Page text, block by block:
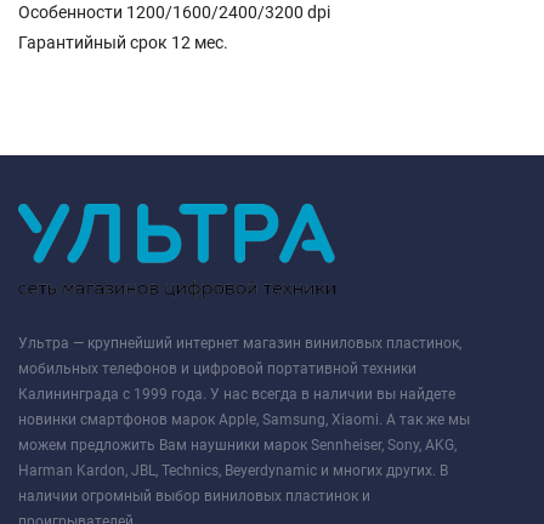
Особенности 1200/1600/2400/3200 dpi
Гарантийный срок 12 мес.
Ультра — крупнейший интернет магазин виниловых пластинок,
мобильных телефонов и цифровой портативной техники
Калининграда с 1999 года. У нас всегда в наличии вы найдете
новинки смартфонов марок Apple, Samsung, Xiaomi. А так же мы
можем предложить Вам наушники марок Sennheiser, Sony, AKG,
Harman Kardon, JBL, Technics, Beyerdynamic и многих других. В
наличии огромный выбор виниловых пластинок и